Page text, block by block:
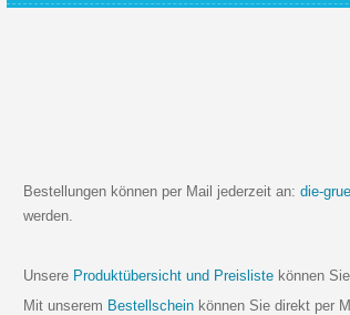
Bestellungen können per Mail jederzeit an:die-
werden.
Unsere Produktübersicht und Preisliste können
Mit unserem Bestellschein können Sie direkt per